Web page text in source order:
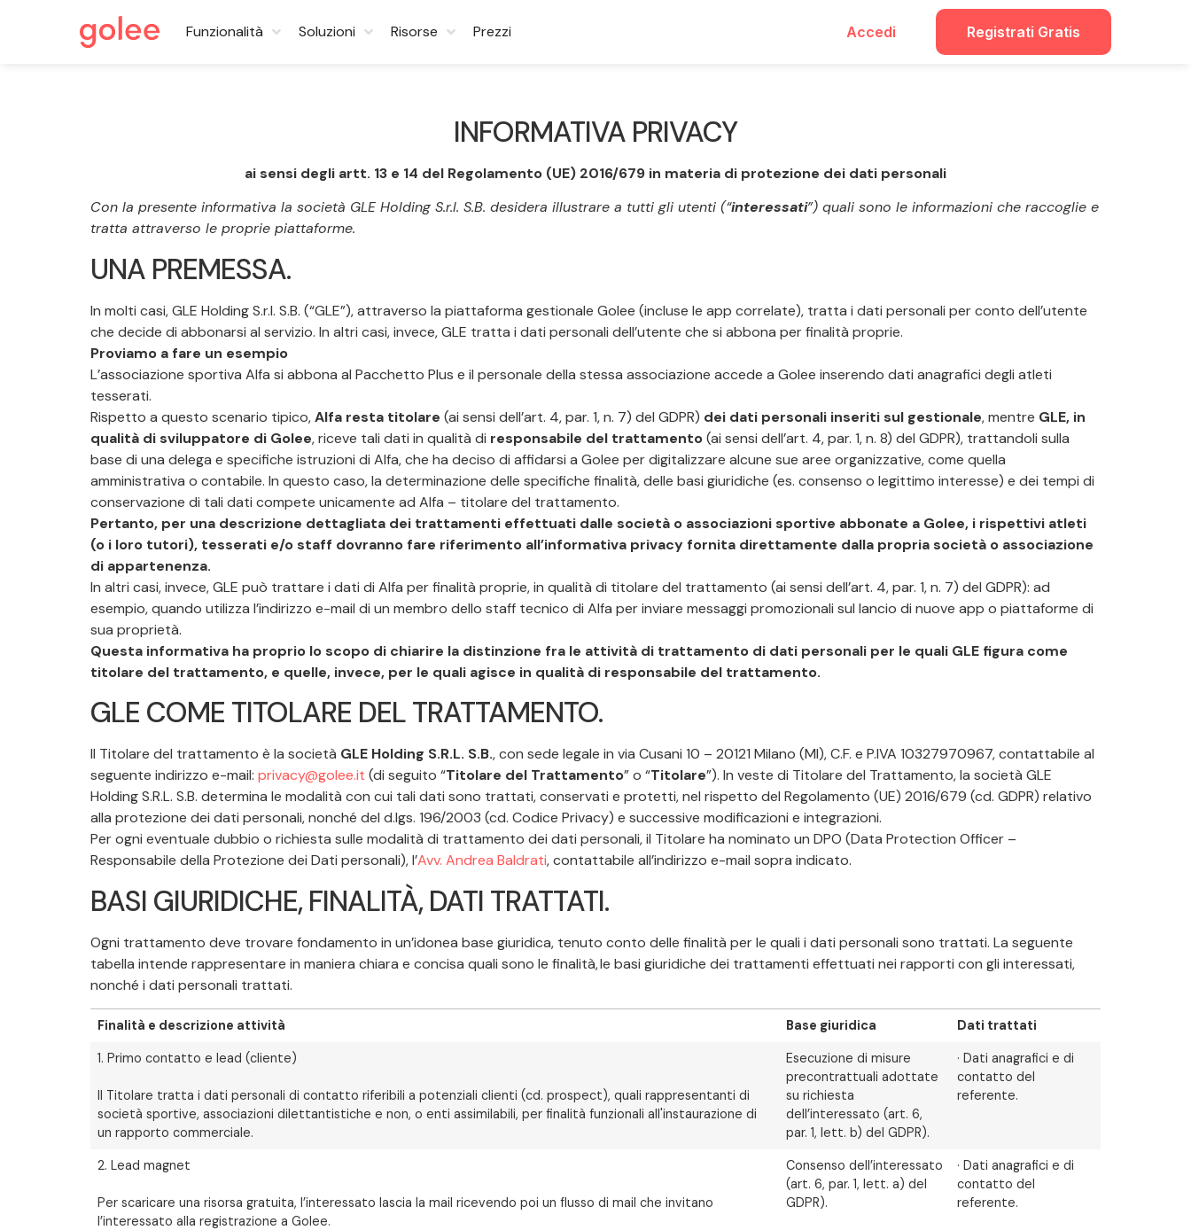
Funzionalità Soluzioni Risorse Prezzi Accedi Registrati Gratis
INFORMATIVA PRIVACY
ai sensi degli artt. 13 e 14 del Regolamento (UE) 2016/679 in materia di protezione dei dati personali
Con la presente informativa la società GLE Holding S.r.l. S.B. desidera illustrare a tutti gli utenti (“interessati”) quali sono le informazioni che raccoglie e
tratta attraverso le proprie piattaforme.
UNA PREMESSA.
In molti casi, GLE Holding S.r.l. S.B. (“GLE”), attraverso la piattaforma gestionale Golee (incluse le app correlate), tratta i dati personali per conto dell’utente
che decide di abbonarsi al servizio. In altri casi, invece, GLE tratta i dati personali dell’utente che si abbona per finalità proprie.
Proviamo a fare un esempio
L’associazione sportiva Alfa si abbona al Pacchetto Plus e il personale della stessa associazione accede a Golee inserendo dati anagrafici degli atleti
tesserati.
Rispetto a questo scenario tipico,Alfa resta titolare (ai sensi dell’art. 4, par. 1, n. 7) del GDPR) dei dati personali inseriti sul gestionale, mentre GLE, in
qualità di sviluppatore di Golee, riceve tali dati in qualità di responsabile del trattamento(ai sensi dell’art. 4, par. 1, n. 8) del GDPR), trattandoli sulla
base di una delega e specifiche istruzioni di Alfa, che ha deciso di affidarsi a Golee per digitalizzare alcune sue aree organizzative, come quella
amministrativa o contabile. In questo caso, la determinazione delle specifiche finalità, delle basi giuridiche (es. consenso o legittimo interesse) e dei tempi di
conservazione di tali dati compete unicamente ad Alfa – titolare del trattamento.
Pertanto, per una descrizione dettagliata dei trattamenti effettuati dalle società o associazioni sportive abbonate a Golee, i rispettivi atleti
(o i loro tutori), tesserati e/o staff dovranno fare riferimento all’informativa privacy fornita direttamente dalla propria società o associazione
di appartenenza.
In altri casi, invece, GLE può trattare i dati di Alfa per finalità proprie, in qualità di titolare del trattamento (ai sensi dell’art. 4, par. 1, n. 7) del GDPR): ad
esempio, quando utilizza l’indirizzo e-mail di un membro dello staff tecnico di Alfa per inviare messaggi promozionali sul lancio di nuove app o piattaforme di
sua proprietà.
Questa informativa ha proprio lo scopo di chiarire la distinzione fra le attività di trattamento di dati personali per le quali GLE figura come
titolare del trattamento, e quelle, invece, per le quali agisce in qualità di responsabile del trattamento.
GLE COME TITOLARE DEL TRATTAMENTO.
Il Titolare del trattamento è la società GLE Holding S.R.L. S.B., con sede legale in via Cusani 10 – 20121 Milano (MI), C.F. e P.IVA 10327970967, contattabile al
seguente indirizzo e-mail: privacy@golee.it (di seguito “Titolare del Trattamento” o “Titolare”). In veste di Titolare del Trattamento, la società GLE
Holding S.R.L. S.B. determina le modalità con cui tali dati sono trattati, conservati e protetti, nel rispetto del Regolamento (UE) 2016/679 (cd. GDPR) relativo
alla protezione dei dati personali, nonché del d.lgs. 196/2003 (cd. Codice Privacy) e successive modificazioni e integrazioni.
Per ogni eventuale dubbio o richiesta sulle modalità di trattamento dei dati personali, il Titolare ha nominato un DPO (Data Protection Officer –
Responsabile della Protezione dei Dati personali), l’Avv. Andrea Baldrati, contattabile all’indirizzo e-mail sopra indicato.
BASI GIURIDICHE, FINALITÀ, DATI TRATTATI.
Ogni trattamento deve trovare fondamento in un’idonea base giuridica, tenuto conto delle finalità per le quali i dati personali sono trattati. La seguente
tabella intende rappresentare in maniera chiara e concisa quali sono le finalità, le basi giuridiche dei trattamenti effettuati nei rapporti con gli interessati,
nonché i dati personali trattati.
Finalità e descrizione attività Base giuridica Dati trattati
1. Primo contatto e lead (cliente)
Il Titolare tratta i dati personali di contatto riferibili a potenziali clienti (cd. prospect), quali rappresentanti di
società sportive, associazioni dilettantistiche e non, o enti assimilabili, per finalità funzionali all'instaurazione di
un rapporto commerciale.
Esecuzione di misure
precontrattuali adottate
su richiesta
dell’interessato (art. 6,
par. 1, lett. b) del GDPR).
· Dati anagrafici e di
contatto del
referente.
2. Lead magnet
Per scaricare una risorsa gratuita, l’interessato lascia la mail ricevendo poi un flusso di mail che invitano
l’interessato alla registrazione a Golee.
Consenso dell’interessato
(art. 6, par. 1, lett. a) del
GDPR).
· Dati anagrafici e di
contatto del
referente.